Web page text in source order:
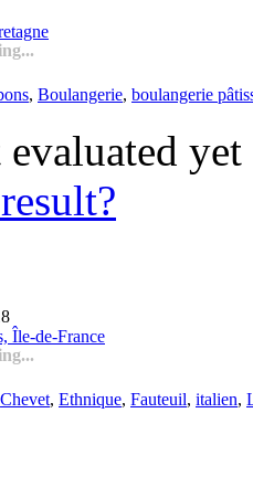
, Boulangerie, boulangerie
yet
Île-de-France
Chevet, Ethnique, Fauteuil, italien,